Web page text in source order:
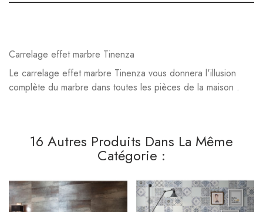
Carrelage effet marbre Tinenza
Le carrelage effet marbre Tinenza vous donnera l'illusion
complète du marbre dans toutes les pièces de la maison .
16 Autres Produits Dans La Même
Catégorie :